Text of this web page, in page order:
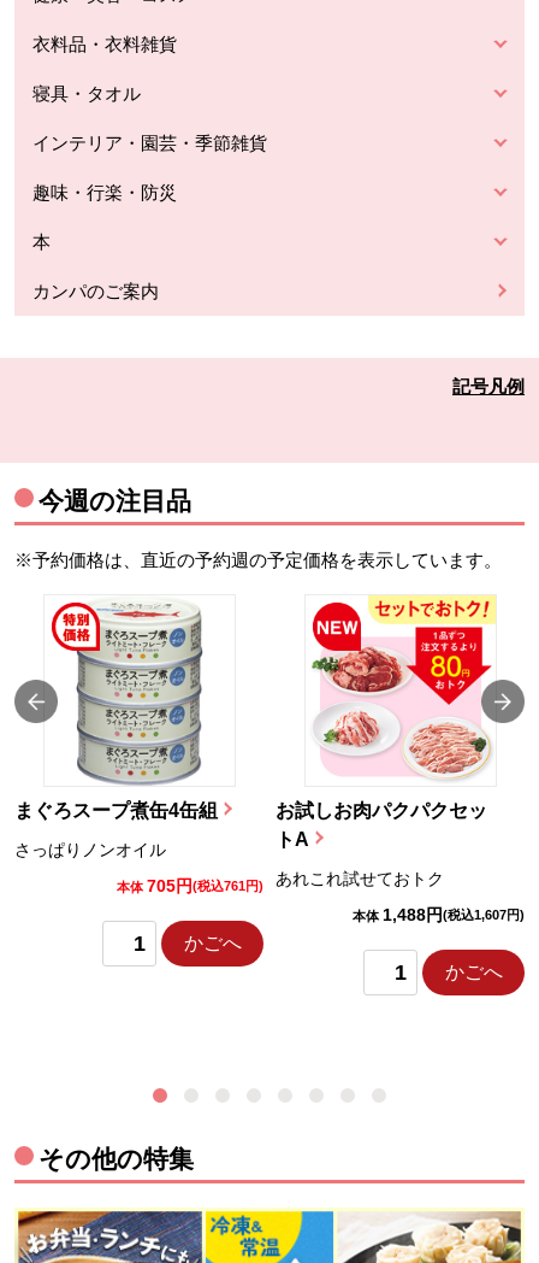
衣料品・衣料雑貨
寝具・タオル
インテリア・園芸・季節雑貨
趣味・行楽・防災
本
カンパのご案内
記号凡例
今週の注目品
※予約価格は、直近の予約週の予定価格を表示しています。
まぐろスープ煮缶4缶組
さっぱりノンオイル
本体 705円(税込761円)
かごへ
お試しお肉パクパクセッ
トA
あれこれ試せておトク
本体 1,488円(税込1,607円)
かごへ
その他の特集